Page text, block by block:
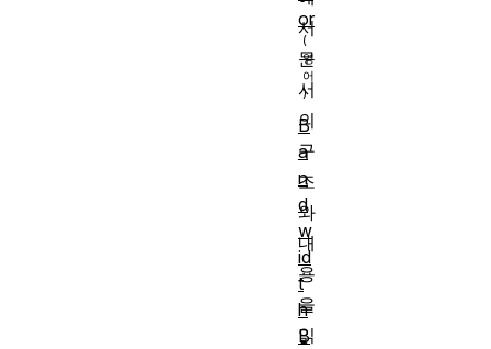
서
문
서
의
구
조
와
내
용
을
읽
or
B
a
n
d
w
id
t
h
B